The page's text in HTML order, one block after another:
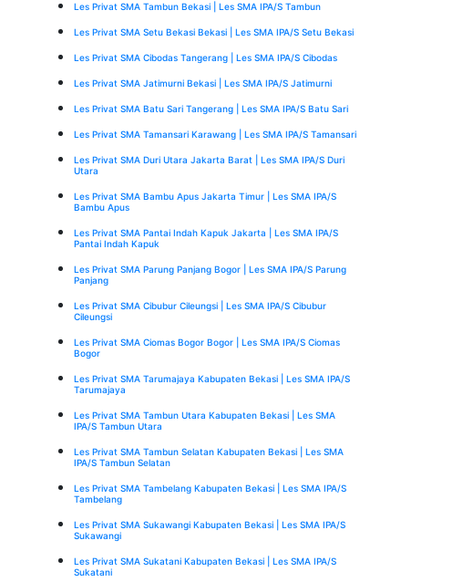
Les Privat SMA Tambun Bekasi | Les SMA IPA/S Tambun
Les Privat SMA Setu Bekasi Bekasi | Les SMA IPA/S Setu Bekasi
Les Privat SMA Cibodas Tangerang | Les SMA IPA/S Cibodas
Les Privat SMA Jatimurni Bekasi | Les SMA IPA/S Jatimurni
Les Privat SMA Batu Sari Tangerang | Les SMA IPA/S Batu Sari
Les Privat SMA Tamansari Karawang | Les SMA IPA/S Tamansari
Les Privat SMA Duri Utara Jakarta Barat | Les SMA IPA/S Duri
Utara
Les Privat SMA Bambu Apus Jakarta Timur | Les SMA IPA/S
Bambu Apus
Les Privat SMA Pantai Indah Kapuk Jakarta | Les SMA IPA/S
Pantai Indah Kapuk
Les Privat SMA Parung Panjang Bogor | Les SMA IPA/S Parung
Panjang
Les Privat SMA Cibubur Cileungsi | Les SMA IPA/S Cibubur
Cileungsi
Les Privat SMA Ciomas Bogor Bogor | Les SMA IPA/S Ciomas
Bogor
Les Privat SMA Tarumajaya Kabupaten Bekasi | Les SMA IPA/S
Tarumajaya
Les Privat SMA Tambun Utara Kabupaten Bekasi | Les SMA
IPA/S Tambun Utara
Les Privat SMA Tambun Selatan Kabupaten Bekasi | Les SMA
IPA/S Tambun Selatan
Les Privat SMA Tambelang Kabupaten Bekasi | Les SMA IPA/S
Tambelang
Les Privat SMA Sukawangi Kabupaten Bekasi | Les SMA IPA/S
Sukawangi
Les Privat SMA Sukatani Kabupaten Bekasi | Les SMA IPA/S
Sukatani